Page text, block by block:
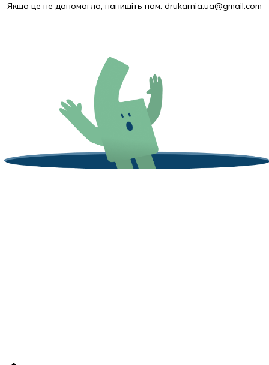
Якщо це не допомогло, напишіть нам: drukarnia.ua@gmail.com